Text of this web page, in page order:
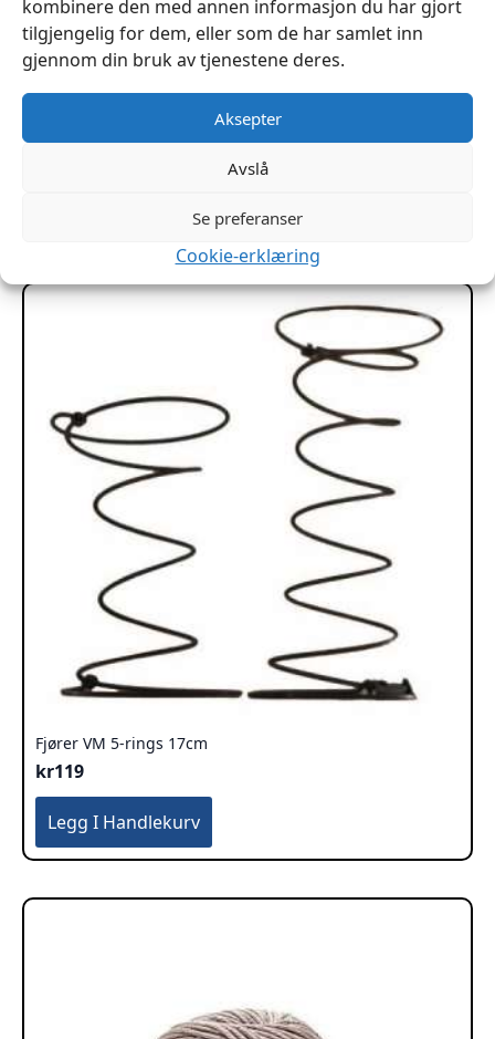
kombinere den med annen informasjon du har gjort
tilgjengelig for dem, eller som de har samlet inn
gjennom din bruk av tjenestene deres.
Aksepter
Avslå
Se preferanser
Cookie-erklæring
Spiker 25×2,5mm Gjordebånd Sadelgjord 1kg 920stk
Fjører VM 5-rings 17cm
kr119
Legg I Handlekurv